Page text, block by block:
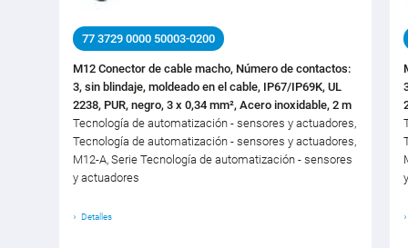
77 3729 0000 50003-0200
M12 Conector de cable macho, Número de contactos:
3, sin blindaje, moldeado en el cable, IP67/IP69K, UL
2238, PUR, negro, 3 x 0,34 mm², Acero inoxidable, 2 m
Tecnología de automatización - sensores y actuadores,
Tecnología de automatización - sensores y actuadores,
M12-A, Serie Tecnología de automatización - sensores
y actuadores
Detalles